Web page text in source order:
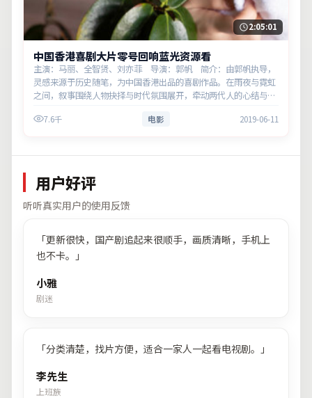
2:05:01
中国香港喜剧大片零号回响蓝光资源看
主演：马丽、全智贤、刘亦菲 导演：郭帆 简介：由郭帆执导，
灵感来源于历史随笔，为中国香港出品的喜剧作品。在雨夜与霓虹
之间，叙事围绕人物抉择与时代氛围展开，牵动两代人的心结与和
7.6千 电影 2019-06-11
用户好评
听听真实用户的使用反馈
「更新很快，国产剧追起来很顺手，画质清晰，手机上
也不卡。
」
小雅
剧迷
「分类清楚，找片方便，适合一家人一起看电视剧。 」
李先生
上班族